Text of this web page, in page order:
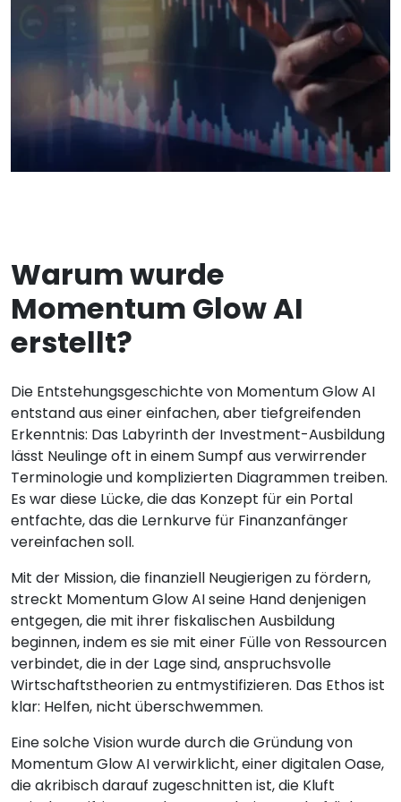
Warum wurde
Momentum Glow AI
erstellt?
Die Entstehungsgeschichte von Momentum Glow AI
entstand aus einer einfachen, aber tiefgreifenden
Erkenntnis: Das Labyrinth der Investment-Ausbildung
lässt Neulinge oft in einem Sumpf aus verwirrender
Terminologie und komplizierten Diagrammen treiben.
Es war diese Lücke, die das Konzept für ein Portal
entfachte, das die Lernkurve für Finanzanfänger
vereinfachen soll.
Mit der Mission, die finanziell Neugierigen zu fördern,
streckt Momentum Glow AI seine Hand denjenigen
entgegen, die mit ihrer fiskalischen Ausbildung
beginnen, indem es sie mit einer Fülle von Ressourcen
verbindet, die in der Lage sind, anspruchsvolle
Wirtschaftstheorien zu entmystifizieren. Das Ethos ist
klar: Helfen, nicht überschwemmen.
Eine solche Vision wurde durch die Gründung von
Momentum Glow AI verwirklicht, einer digitalen Oase,
die akribisch darauf zugeschnitten ist, die Kluft